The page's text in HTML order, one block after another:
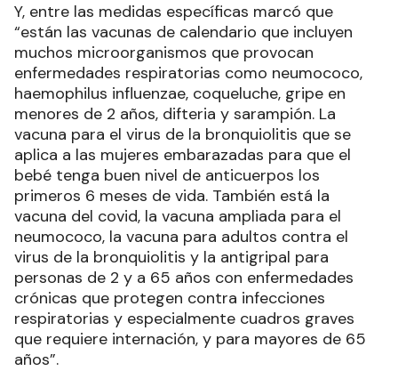
Y, entre las medidas específicas marcó que
“están las vacunas de calendario que incluyen
muchos microorganismos que provocan
enfermedades respiratorias como neumococo,
haemophilus influenzae, coqueluche, gripe en
menores de 2 años, difteria y sarampión. La
vacuna para el virus de la bronquiolitis que se
aplica a las mujeres embarazadas para que el
bebé tenga buen nivel de anticuerpos los
primeros 6 meses de vida. También está la
vacuna del covid, la vacuna ampliada para el
neumococo, la vacuna para adultos contra el
virus de la bronquiolitis y la antigripal para
personas de 2 y a 65 años con enfermedades
crónicas que protegen contra infecciones
respiratorias y especialmente cuadros graves
que requiere internación, y para mayores de 65
años”.